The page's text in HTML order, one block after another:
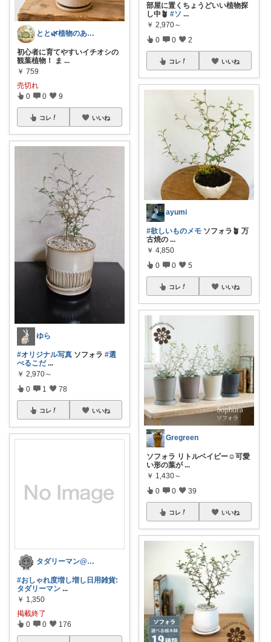
とと🌿植物のある暮らし
初心者に育てやすいイチオシの
観葉植物！ ま ...
￥ 759
売切れ
0 0 9
コレ いいね
ゆら
#オリジナル写真 ソフォラ #選
べるこだ ...
￥ 2,970～
0 1 78
コレ いいね
タダリーマン@はてなブロガー
#おしゃれ度増し増し日用雑貨:
タダリーマン ...
￥ 1,350
掲載終了
0 0 176
部屋に置くちょうどいい植物探
し中🪴 #ソ ...
￥ 2,970～
0 0 2
コレ いいね
ayumi
#欲しいものメモ ソフォラ🪴 万
古焼の ...
￥ 4,850
0 0 5
コレ いいね
Gregreen
ソフォラ リトルベイビー☺️可愛
い形の葉が ...
￥ 1,430～
0 0 39
コレ いいね